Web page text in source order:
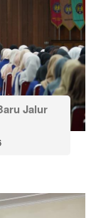
Jalur